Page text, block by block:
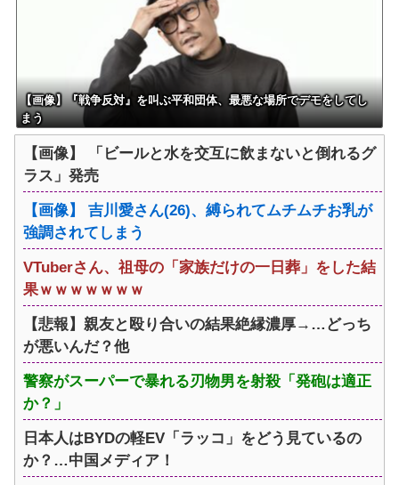
か？？？？？？？
【画像】『戦争反対』を叫ぶ平和団体、最悪な場所でデモをしてし
まう
【画像】 「ビールと水を交互に飲まないと倒れるグ
ラス」発売
【画像】 吉川愛さん(26)、縛られてムチムチお乳が
強調されてしまう
VTuberさん、祖母の「家族だけの一日葬」をした結
果ｗｗｗｗｗｗｗ
【悲報】親友と殴り合いの結果絶縁濃厚→…どっち
が悪いんだ？他
警察がスーパーで暴れる刃物男を射殺「発砲は適正
か？」
日本人はBYDの軽EV「ラッコ」をどう見ているの
か？…中国メディア！